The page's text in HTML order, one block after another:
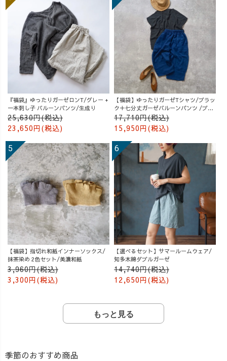
『福袋』ゆったりガーゼロンT/グレー +
一本刺し子 バルーンパンツ/生成り
25,630円(税込)
23,650円(税込)
【福袋】ゆったりガーゼTシャツ/ブラッ
ク＋七分丈ガーゼバルーンパンツ /ブル
ー
17,710円(税込)
15,950円(税込)
【福袋】指切れ和紙インナーソックス/
抹茶染め 2色セット/美濃和紙
3,960円(税込)
3,300円(税込)
【選べるセット】サマールームウェア/
知多木綿ダブルガーゼ
14,740円(税込)
12,650円(税込)
もっと見る
季節のおすすめ商品